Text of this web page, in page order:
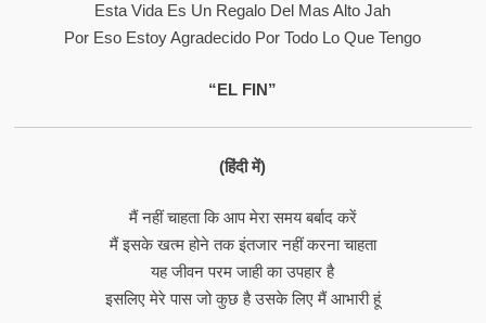
Esta Vida Es Un Regalo Del Mas Alto Jah
Por Eso Estoy Agradecido Por Todo Lo Que Tengo
“EL FIN”
(हिंदी में)
मैं नहीं चाहता कि आप मेरा समय बर्बाद करें
मैं इसके खत्म होने तक इंतजार नहीं करना चाहता
यह जीवन परम जाही का उपहार है
इसलिए मेरे पास जो कुछ है उसके लिए मैं आभारी हूं